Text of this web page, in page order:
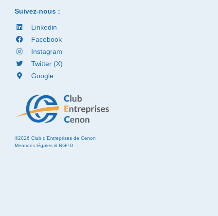
©2026 Club d'Entreprises de Cenon
Mentions légales & RGPD
Suivez-nous :
Linkedin
Facebook
Instagram
Twitter (X)
Google